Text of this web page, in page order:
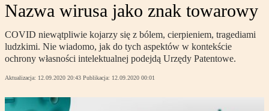
Nazwa wirusa jako znak towarowy
COVID niewątpliwie kojarzy się z bólem, cierpieniem, tragediami
ludzkimi. Nie wiadomo, jak do tych aspektów w kontekście
ochrony własności intelektualnej podejdą Urzędy Patentowe.
Aktualizacja: 12.09.2020 20:43 Publikacja: 12.09.2020 00:01